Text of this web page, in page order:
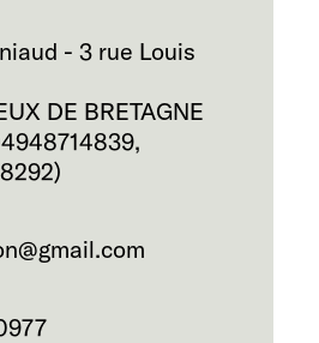
- 3 rue Louis
DE BRETAGNE
,
)